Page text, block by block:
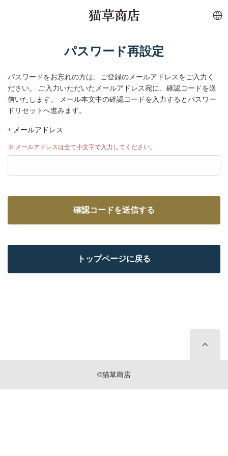
パスワード再設定
パスワードをお忘れの方は、ご登録のメールアドレスをご入力く
ださい。
ご入力いただいたメールアドレス宛に、確認コードを送
信いたします。
メール本文中の確認コードを入力するとパスワー
ドリセットへ進みます。
メールアドレス
※ メールアドレスは全て小文字で入力してください。
確認コードを送信する
トップページに戻る
©猫草商店